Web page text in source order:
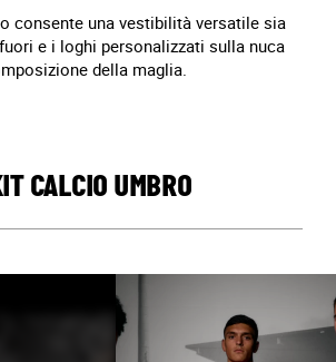
consente una vestibilità versatile sia
e i loghi personalizzati sulla nuca
della maglia.
CALCIO UMBRO